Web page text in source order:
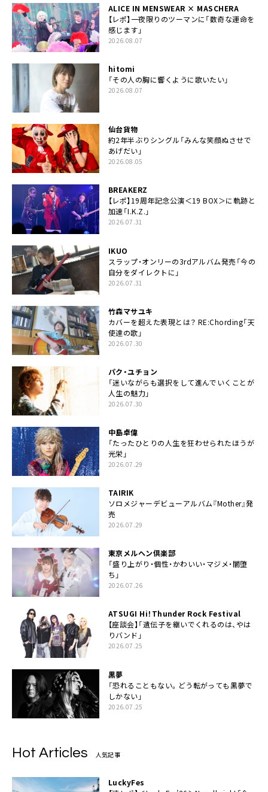
ALICE IN MENSWEAR × MASCHERA
【レポ】一夜限りのツーマンに「数奇な運命を
感じます」
2026.08.07
hitomi
「その人の胸に響くように歌いたい」
2026.08.07
仙台貨物
約2年半ぶりシングル「みんな笑顔ぬさせで
あげだい」
2026.08.05
BREAKERZ
【レポ】19周年記念公演＜19 BOX＞に軌跡と
加速「I.K.Z.」
2026.07.31
IKUO
スラップ・オンリーの3rdアルバム発売「今の
自分をダイレクトに」
2026.07.31
竹森マサユキ
カバーを超えた表現とは？ RE:Chording「天
使達の歌」
2026.07.30
パク・ユチョン
「迷いながらも選択をして進んでいくことが
人生の魅力」
2026.07.30
中島卓偉
「たったひとりの人生を狂わせられたほうが
光栄」
2026.07.29
TAIRIK
ソロメジャーデビューアルバム『Mother』発
売
2026.07.29
東京メルヘン倶楽部
「盛り上がり・個性・かわいい・マジメ・闇堕
ち」
2026.07.26
ATSUGI Hi！Thunder Rock Festival
【座談会】「遺伝子を継いでくれるのは、やは
りバンド」
2026.07.25
黒夢
「恐れることもない。どう転がっても黒夢で
しかない」
2026.07.25
Hot Articles 人気記事
LuckyFes